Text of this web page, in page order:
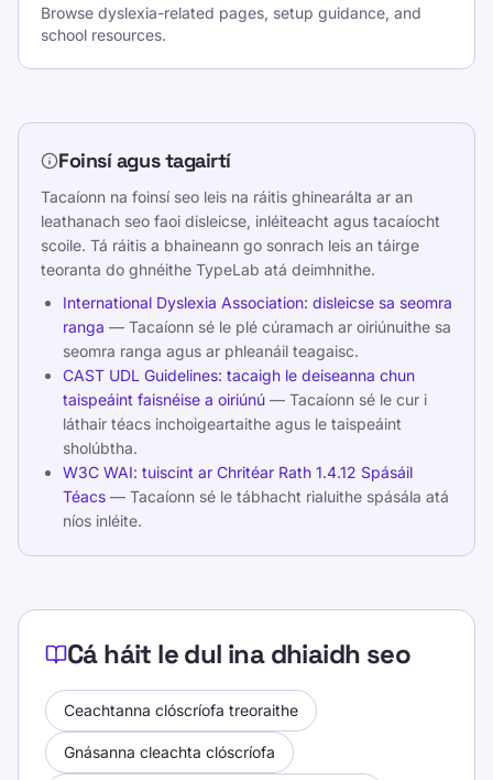
Browse dyslexia-related pages, setup guidance, and
school resources.
Foinsí agus tagairtí
Tacaíonn na foinsí seo leis na ráitis ghinearálta ar an
leathanach seo faoi disleicse, inléiteacht agus tacaíocht
scoile. Tá ráitis a bhaineann go sonrach leis an táirge
teoranta do ghnéithe TypeLab atá deimhnithe.
International Dyslexia Association: disleicse sa seomra
ranga — Tacaíonn sé le plé cúramach ar oiriúnuithe sa
seomra ranga agus ar phleanáil teagaisc.
CAST UDL Guidelines: tacaigh le deiseanna chun
taispeáint faisnéise a oiriúnú — Tacaíonn sé le cur i
láthair téacs inchoigeartaithe agus le taispeáint
sholúbtha.
W3C WAI: tuiscint ar Chritéar Rath 1.4.12 Spásáil
Téacs — Tacaíonn sé le tábhacht rialuithe spásála atá
níos inléite.
Cá háit le dul ina dhiaidh seo
Ceachtanna clóscríofa treoraithe
Gnásanna cleachta clóscríofa